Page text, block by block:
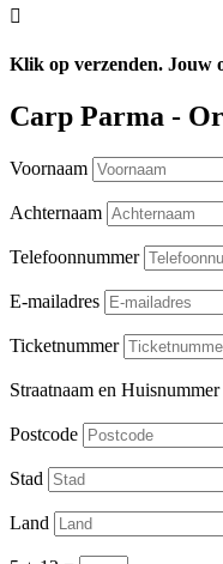

Klik op verzenden. Jouw
Carp Parma -
Voornaam
Achternaam
Telefoonnummer
E-mailadres
Ticketnummer
Straatnaam en Huisnummer
Postcode
Stad
Land